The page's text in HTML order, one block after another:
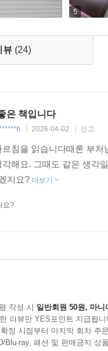
5
뷰 (24)
은 책입니다
2026-04-02 신고
침을 읽습니다때론 부
해요. 그때도 같은 생각
지요? 더보기
요?
작성 시 일반회원 50원, 마니
리뷰만 YES포인트 지급됩니
정 시점부터 마지막 회차 주
Blu-ray, 패션 및 판매금지 상